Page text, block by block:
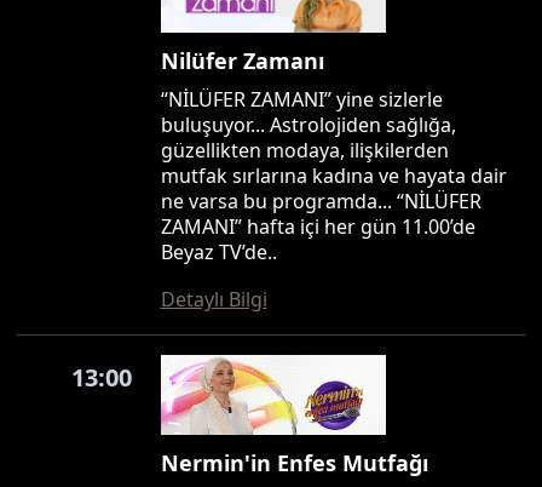
Nilüfer Zamanı
“NİLÜFER ZAMANI” yine sizlerle
buluşuyor... Astrolojiden sağlığa,
güzellikten modaya, ilişkilerden
mutfak sırlarına kadına ve hayata dair
ne varsa bu programda... “NİLÜFER
ZAMANI” hafta içi her gün 11.00’de
Beyaz TV’de..
Detaylı Bilgi
13:00
Nermin'in Enfes Mutfağı